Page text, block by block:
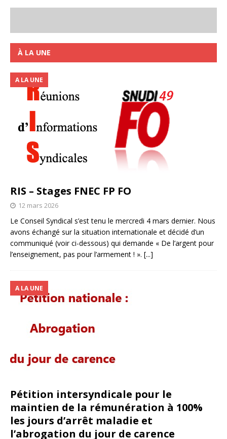
À LA UNE
RIS – Stages FNEC FP FO
A LA UNE
12 mars 2026
Le Conseil Syndical s’est tenu le mercredi 4 mars dernier. Nous
avons échangé sur la situation internationale et décidé d’un
communiqué (voir ci-dessous) qui demande « De l’argent pour
l’enseignement, pas pour l’armement ! ». [...]
Pétition intersyndicale pour le
maintien de la rémunération à 100%
les jours d’arrêt maladie et
l’abrogation du jour de carence
A LA UNE